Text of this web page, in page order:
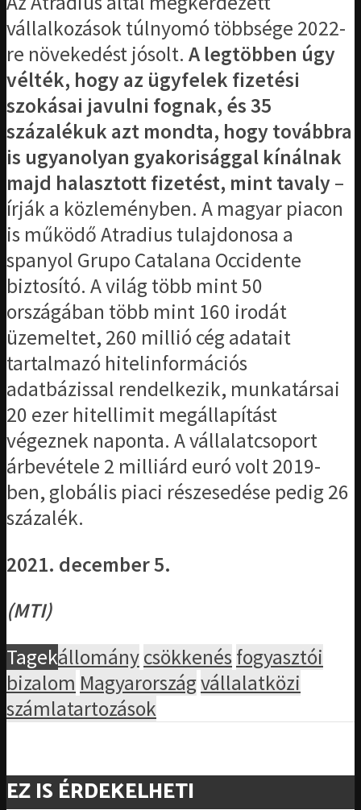
vállalkozások túlnyomó többsége 2022-
re növekedést jósolt. A legtöbben úgy
vélték, hogy az ügyfelek fizetési
szokásai javulni fognak, és 35
százalékuk azt mondta, hogy továbbra
is ugyanolyan gyakorisággal kínálnak
majd halasztott fizetést, mint tavaly–
írják a közleményben. A magyar piacon
is működő Atradius tulajdonosa a
spanyol Grupo Catalana Occidente
biztosító. A világ több mint 50
országában több mint 160 irodát
üzemeltet, 260 millió cég adatait
tartalmazó hitelinformációs
adatbázissal rendelkezik, munkatársai
20 ezer hitellimit megállapítást
végeznek naponta. A vállalatcsoport
árbevétele 2 milliárd euró volt 2019-
ben, globális piaci részesedése pedig 26
százalék.
2021. december 5.
(MTI)
Tagekállománycsökkenés fogyasztói
bizalom Magyarországvállalatközi
számlatartozások
EZ IS ÉRDEKELHETI